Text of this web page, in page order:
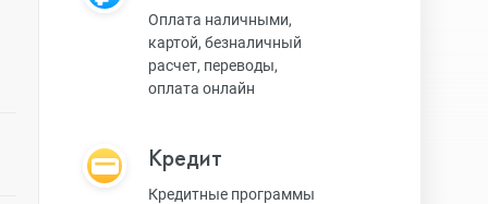
Игровые консоли
Ремешки для AW
Оплата наличными,
картой, безналичный
расчет, переводы,
оплата онлайн
Кредит
Кредитные программы